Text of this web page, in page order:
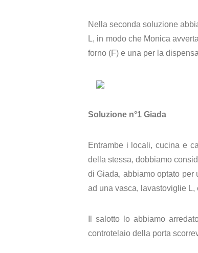
Nella seconda soluzione
L, in modo che Monica
forno (F) e una per la
Soluzione n°1 Giada
Entrambe i locali, cucina e
della stessa, dobbiamo
di Giada, abbiamo optato
ad una vasca, lavastoviglie L,
Il salotto lo abbiamo
controtelaio della porta